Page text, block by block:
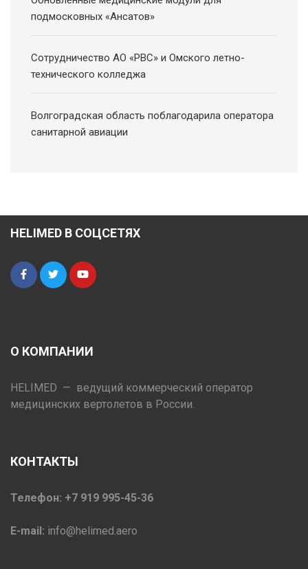
подмосковных «Ансатов»
Сотрудничество АО «РВС» и Омского летно-
технического колледжа
Волгоградская область поблагодарила оператора
санитарной авиации
HELIMED В СОЦСЕТЯХ
О КОМПАНИИ
HELIMED — ведущий коммерческий оператор
медицинских вертолетов в России.
КОНТАКТЫ
Телефон: +7 919 995-45-36
E-mail: info@helimed.aero